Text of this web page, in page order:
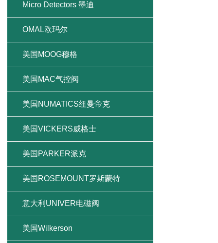
Micro Detectors 墨迪
OMAL欧玛尔
美国MOOG穆格
美国MAC气控阀
美国NUMATICS纽曼帝克
美国VICKERS威格士
美国PARKER派克
美国ROSEMOUNT罗斯蒙特
意大利UNIVER电磁阀
美国Wilkerson